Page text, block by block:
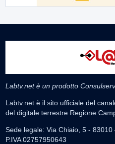
Labtv.net è un prodotto
Labtv.net è il sito ufficiale del
del digitale terrestre Regione
Sede legale: Via Chiaio, 5 - 83010
P.IVA 02757950643